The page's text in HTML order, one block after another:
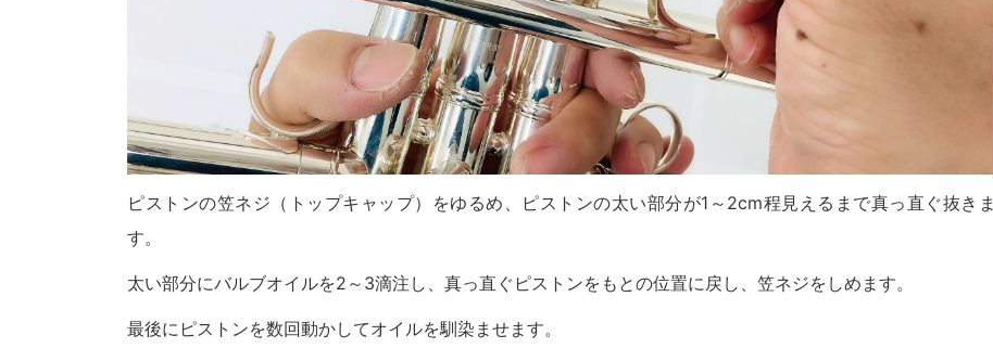
ピストンの笠ネジ（トップキャップ）をゆるめ、ピストンの太い部分が1～2cm程見えるまで真っ直ぐ抜きま
す。
太い部分にバルブオイルを2～3滴注し、真っ直ぐピストンをもとの位置に戻し、笠ネジをしめます。
最後にピストンを数回動かしてオイルを馴染ませます。